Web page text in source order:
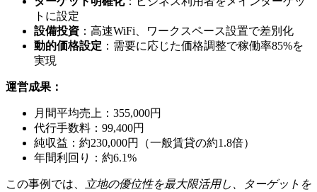
トに設定
設備投資 ：高速WiFi、ワークスペース設置で差別化
動的価格設定 ：需要に応じた価格調整で稼働率85%を
実現
運営成果：
月間平均売上：355,000円
代行手数料：99,400円
純収益：約230,000円（一般賃貸の約1.8倍）
年間利回り：約6.1%
この事例では、
立地の優位性を最大限活用し、ターゲットを